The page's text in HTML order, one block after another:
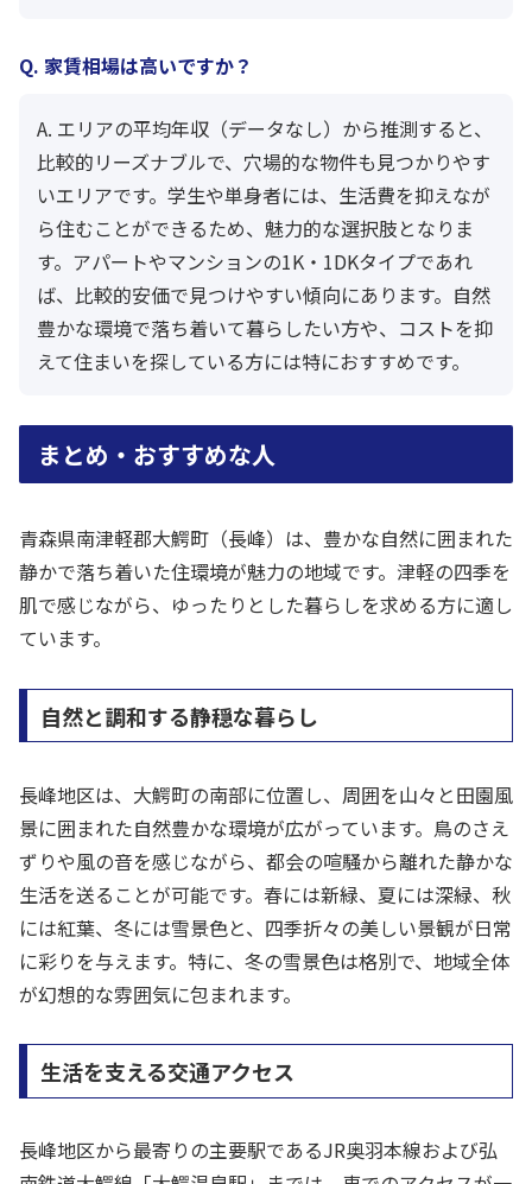
Q. 家賃相場は高いですか？
A. エリアの平均年収（データなし）から推測すると、
比較的リーズナブルで、穴場的な物件も見つかりやす
いエリアです。学生や単身者には、生活費を抑えなが
ら住むことができるため、魅力的な選択肢となりま
す。アパートやマンションの1K・1DKタイプであれ
ば、比較的安価で見つけやすい傾向にあります。自然
豊かな環境で落ち着いて暮らしたい方や、コストを抑
えて住まいを探している方には特におすすめです。
まとめ・おすすめな人
青森県南津軽郡大鰐町（長峰）は、豊かな自然に囲まれた
静かで落ち着いた住環境が魅力の地域です。津軽の四季を
肌で感じながら、ゆったりとした暮らしを求める方に適し
ています。
自然と調和する静穏な暮らし
長峰地区は、大鰐町の南部に位置し、周囲を山々と田園風
景に囲まれた自然豊かな環境が広がっています。鳥のさえ
ずりや風の音を感じながら、都会の喧騒から離れた静かな
生活を送ることが可能です。春には新緑、夏には深緑、秋
には紅葉、冬には雪景色と、四季折々の美しい景観が日常
に彩りを与えます。特に、冬の雪景色は格別で、地域全体
が幻想的な雰囲気に包まれます。
生活を支える交通アクセス
長峰地区から最寄りの主要駅であるJR奥羽本線および弘